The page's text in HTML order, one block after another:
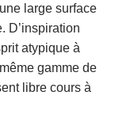
large surface
D’inspiration
atypique à
gamme de
libre cours à